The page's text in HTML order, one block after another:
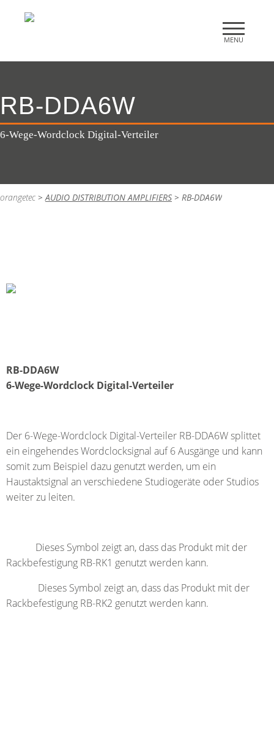
RB-DDA6W
6-Wege-Wordclock Digital-Verteiler
orangetec >AUDIO DISTRIBUTION AMPLIFIERS > RB-DDA6W
RB-DDA6W
6-Wege-Wordclock Digital-Verteiler
Der 6-Wege-Wordclock Digital-Verteiler RB-DDA6W splittet
ein eingehendes Wordclocksignal auf 6 Ausgänge und kann
somit zum Beispiel dazu genutzt werden, um ein
Haustaktsignal an verschiedene Studiogeräte oder Studios
weiter zu leiten.
Dieses Symbol zeigt an, dass das Produkt mit der
Rackbefestigung RB-RK1 genutzt werden kann.
Dieses Symbol zeigt an, dass das Produkt mit der
Rackbefestigung RB-RK2 genutzt werden kann.